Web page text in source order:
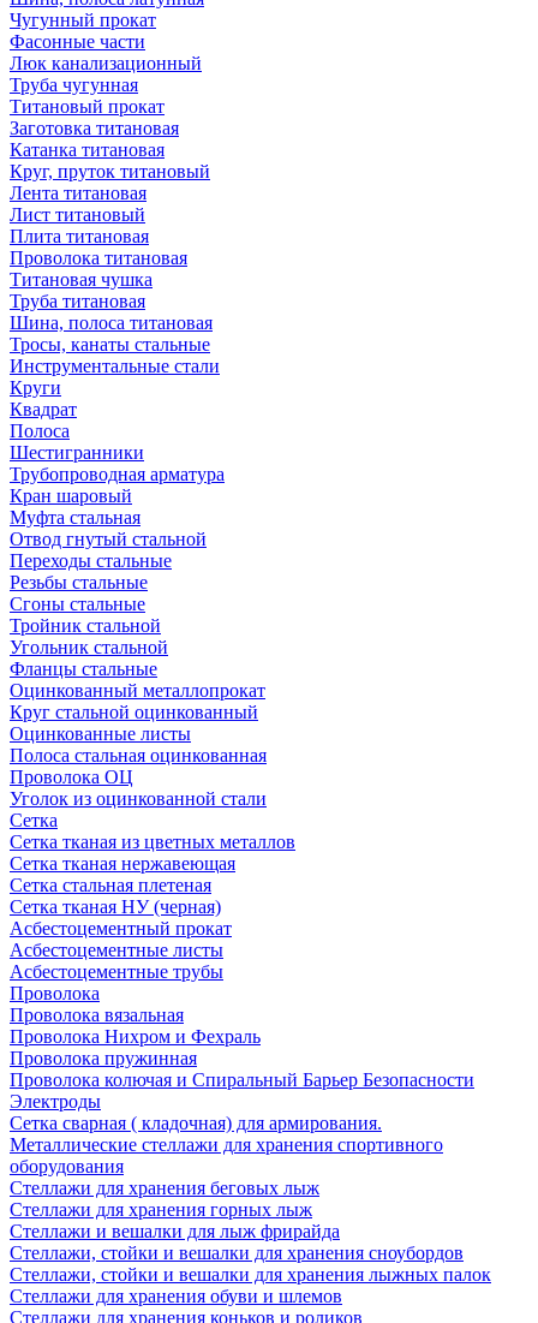
Чугунный прокат
Фасонные части
Люк канализационный
Труба чугунная
Титановый прокат
Заготовка титановая
Катанка титановая
Круг, пруток титановый
Лента титановая
Лист титановый
Плита титановая
Проволока титановая
Титановая чушка
Труба титановая
Шина, полоса титановая
Тросы, канаты стальные
Инструментальные стали
Круги
Квадрат
Полоса
Шестигранники
Трубопроводная арматура
Кран шаровый
Муфта стальная
Отвод гнутый стальной
Переходы стальные
Резьбы стальные
Сгоны стальные
Тройник стальной
Угольник стальной
Фланцы стальные
Оцинкованный металлопрокат
Круг стальной оцинкованный
Оцинкованные листы
Полоса стальная оцинкованная
Проволока ОЦ
Уголок из оцинкованной стали
Сетка
Сетка тканая из цветных металлов
Сетка тканая нержавеющая
Сетка стальная плетеная
Сетка тканая НУ (черная)
Асбестоцементный прокат
Асбестоцементные листы
Асбестоцементные трубы
Проволока
Проволока вязальная
Проволока Нихром и Фехраль
Проволока пружинная
Проволока колючая и Спиральный Барьер Безопасности
Электроды
Сетка сварная ( кладочная) для армирования.
Металлические стеллажи для хранения спортивного
оборудования
Стеллажи для хранения беговых лыж
Стеллажи для хранения горных лыж
Стеллажи и вешалки для лыж фрирайда
Стеллажи, стойки и вешалки для хранения сноубордов
Стеллажи, стойки и вешалки для хранения лыжных палок
Стеллажи для хранения обуви и шлемов
Стеллажи для хранения коньков и роликов